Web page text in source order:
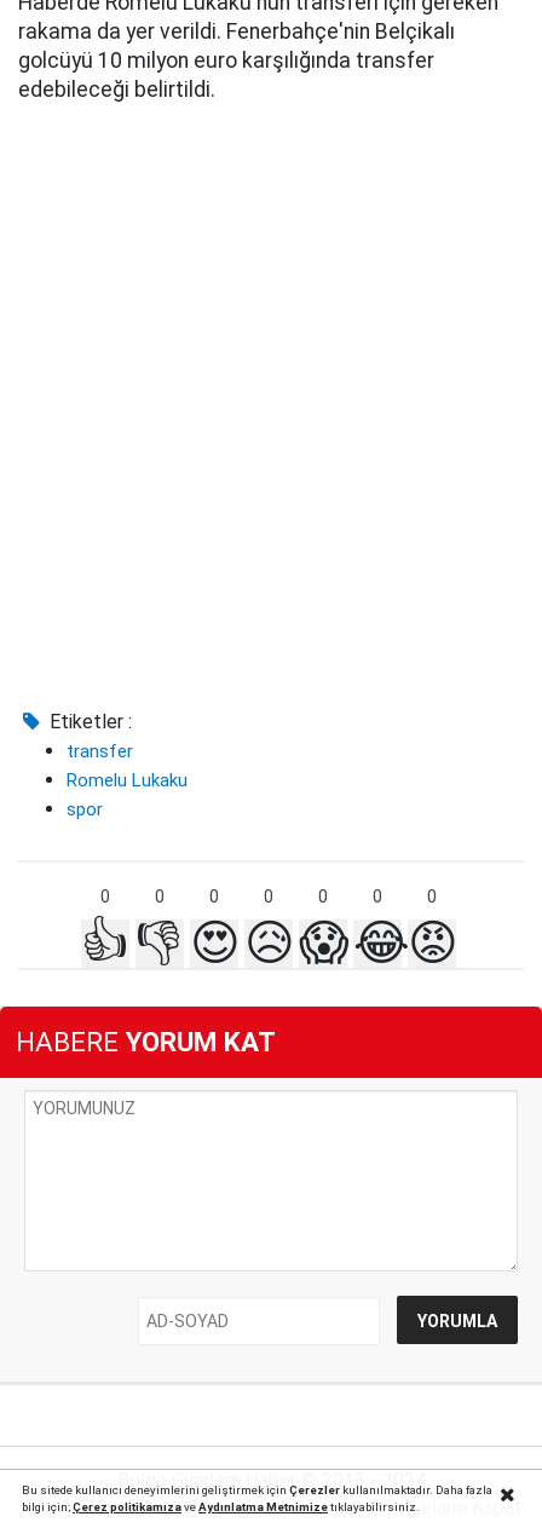
rakama da yer verildi. Fenerbahçe'nin Belçikalı
golcüyü 10 milyon euro karşılığında transfer
edebileceği belirtildi.
Etiketler :
transfer
Romelu Lukaku
spor
0 0 0 0 0 0 0
👍 👎 😍😥😱😂😡
HABERE YORUM KAT
Bu sitede kullanıcı deneyimlerini geliştirmek için Çerezlerkullanılmaktadır. Daha fazla
bilgi için;Çerez politikamızaveAydınlatma Metnimizetıklayabilirsiniz.Reklamı Kapat